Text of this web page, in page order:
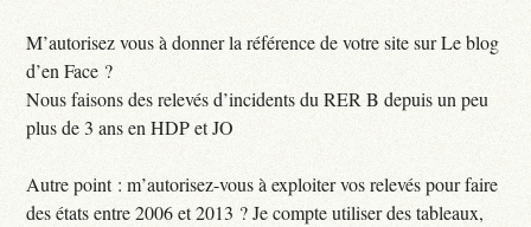
M’autorisez vous à donner la référence de votre site sur Le blog
d’en Face ?
Nous faisons des relevés d’incidents du RER B depuis un peu
plus de 3 ans en HDP et JO
Autre point : m’autorisez-vous à exploiter vos relevés pour faire
des états entre 2006 et 2013 ? Je compte utiliser des tableaux,